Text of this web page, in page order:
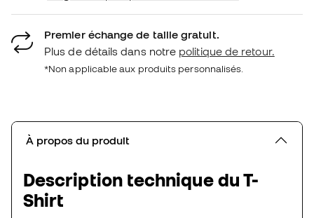
Premier échange de taille gratuit.
Plus de détails dans notre politique de retour.
*Non applicable aux produits personnalisés.
À propos du produit
Description technique du T-
Shirt